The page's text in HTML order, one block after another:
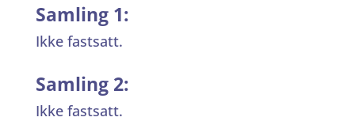
Samling 1:
Ikke fastsatt.
Samling 2:
Ikke fastsatt.